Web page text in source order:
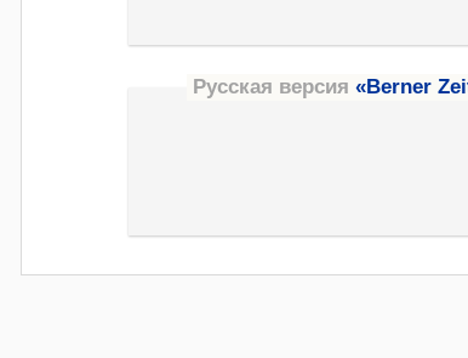
Русская версия «Berner